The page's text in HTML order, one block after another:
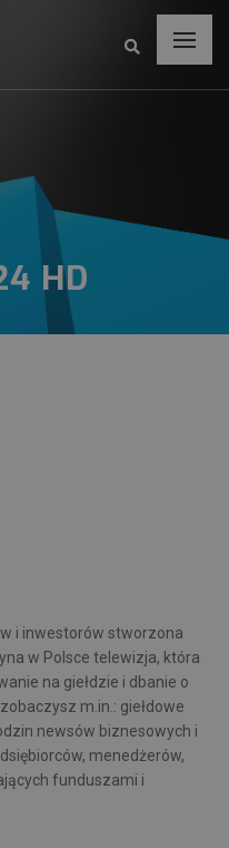
HD
i inwestorów stworzona
w Polsce telewizja, która
na giełdzie i dbanie o
m.in.: giełdowe
newsów biznesowych i
menedżerów,
funduszami i